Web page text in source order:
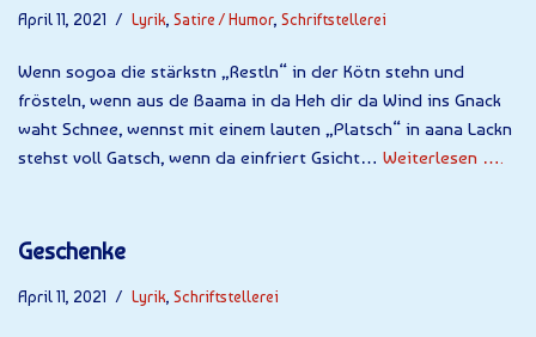
April 11, 2021 Lyrik, Satire / Humor, Schriftstellerei
Wenn sogoa die stärkstn „Restln“ in der Kötn stehn und
frösteln, wenn aus de Baama in da Heh dir da Wind ins Gnack
waht Schnee, wennst mit einem lauten „Platsch“ in aana Lackn
stehst voll Gatsch, wenn da einfriert Gsicht… Weiterlesen ….
Geschenke
April 11, 2021 Lyrik, Schriftstellerei